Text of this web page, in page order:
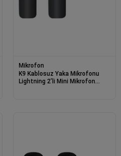
Mikrofon
K9 Kablosuz Yaka Mikrofonu
Lightning 2’li Mini Mikrofon